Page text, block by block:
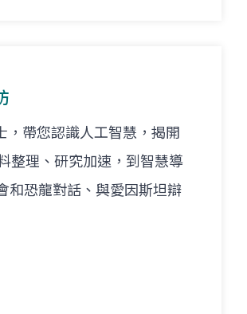
帶您認識人工智慧，揭開
整理、研究加速，到智慧導
和恐龍對話、與愛因斯坦辯